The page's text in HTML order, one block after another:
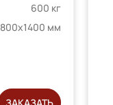
600 кг
800х1400 мм
ЗАКАЗАТЬ